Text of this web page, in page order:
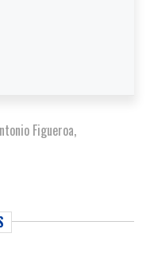
Figueroa,